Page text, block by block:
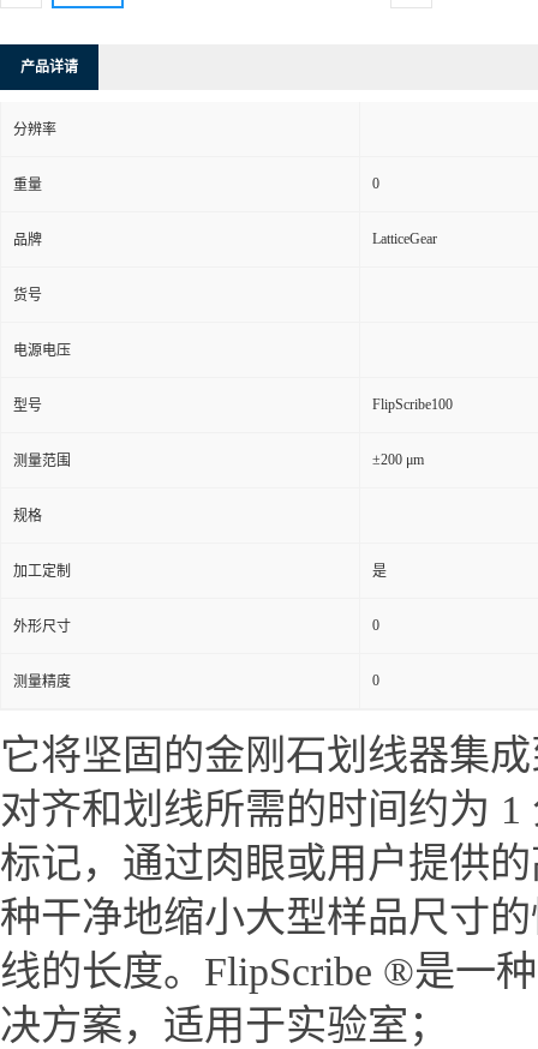
产品详请
分辨率
重量 0
品牌 LatticeGear
货号
电源电压
型号 FlipScribe100
测量范围 ±200 μm
规格
加工定制 是
外形尺寸 0
测量精度 0
它将坚固的金刚石划线器集
对齐和划线所需的时间约为 1
标记，通过肉眼或用户提供
种干净地缩小大型样品尺寸
线的长度。FlipScribe ®是一
决方案，适用于实验室；